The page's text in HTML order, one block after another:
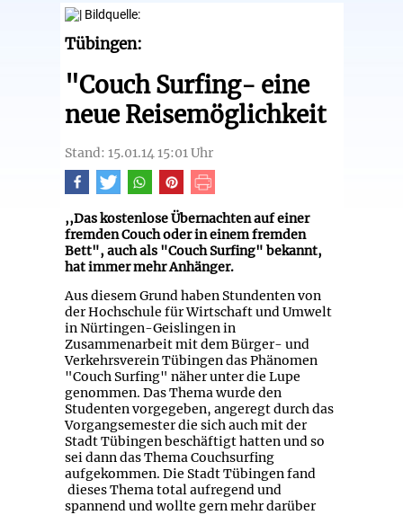
Tübingen:
"Couch Surfing- eine
neue Reisemöglichkeit
Stand: 15.01.14 15:01 Uhr
,,Das kostenlose Übernachten auf einer
fremden Couch oder in einem fremden
Bett", auch als "Couch Surfing" bekannt,
hat immer mehr Anhänger.
Aus diesem Grund haben Stundenten von
der Hochschule für Wirtschaft und Umwelt
in Nürtingen-Geislingen in
Zusammenarbeit mit dem Bürger- und
Verkehrsverein Tübingen das Phänomen
"Couch Surfing" näher unter die Lupe
genommen. Das Thema wurde den
Studenten vorgegeben, angeregt durch das
Vorgangsemester die sich auch mit der
Stadt Tübingen beschäftigt hatten und so
sei dann das Thema Couchsurfing
aufgekommen. Die Stadt Tübingen fand
dieses Thema total aufregend und
spannend und wollte gern mehr darüber